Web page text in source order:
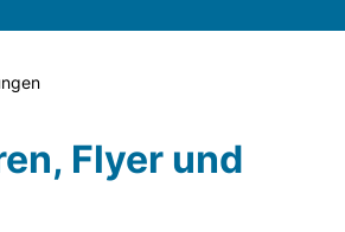
Flyer und